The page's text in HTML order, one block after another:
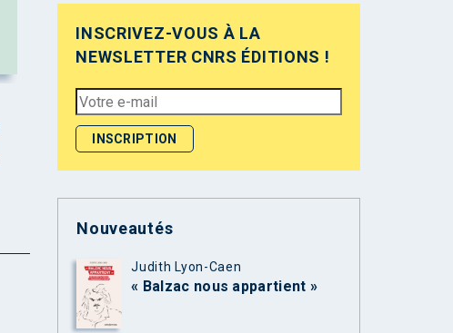
INSCRIVEZ-VOUS À LA
NEWSLETTER CNRS ÉDITIONS !
Nouveautés
Judith Lyon-Caen
« Balzac nous appartient »